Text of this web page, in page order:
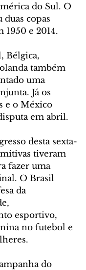
do Sul. O
duas copas
1950 e 2014.
Bélgica,
também
uma
Já os
e o México
em abril.
desta sexta-
tiveram
fazer uma
O Brasil
da
esportivo,
no futebol e
do